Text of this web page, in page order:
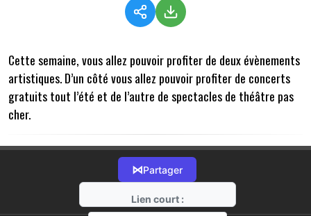
Cette semaine,vous allez pouvoir profiter de deux évènements
artistiques. D’un côté vous allez pouvoir profiter de concerts
gratuits tout l’été et de l’autre de spectacles de théâtre pas
cher.
⋈Partager
Lien court :